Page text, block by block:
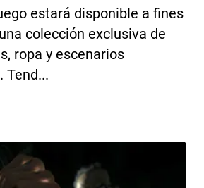
estará disponible a fines
colección exclusiva de
ropa y escenarios
Tend...